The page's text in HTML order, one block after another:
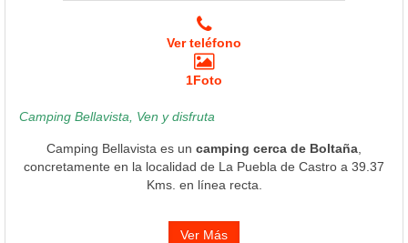
Ver teléfono
1Foto
Camping Bellavista, Ven y disfruta
Camping Bellavista es un camping cerca de Boltaña
concretamente en la localidad de La Puebla de Castro a 39.37
Kms. en línea recta.
Ver Más